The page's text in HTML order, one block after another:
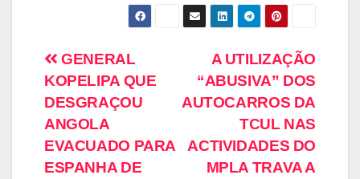
A UTILIZAÇÃO
“ABUSIVA” DOS
AUTOCARROS DA
TCUL NAS
ACTIVIDADES DO
MPLA TRAVA A
GENERAL
KOPELIPA QUE
DESGRAÇOU
ANGOLA
EVACUADO PARA
ESPANHA DE